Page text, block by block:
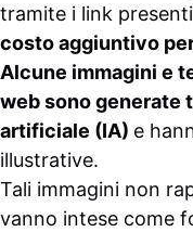
tramite i link
costo aggiuntivo
Alcune immagini e
web sono generate
artificiale (IA) e
illustrative.
Tali immagini non
vanno intese come